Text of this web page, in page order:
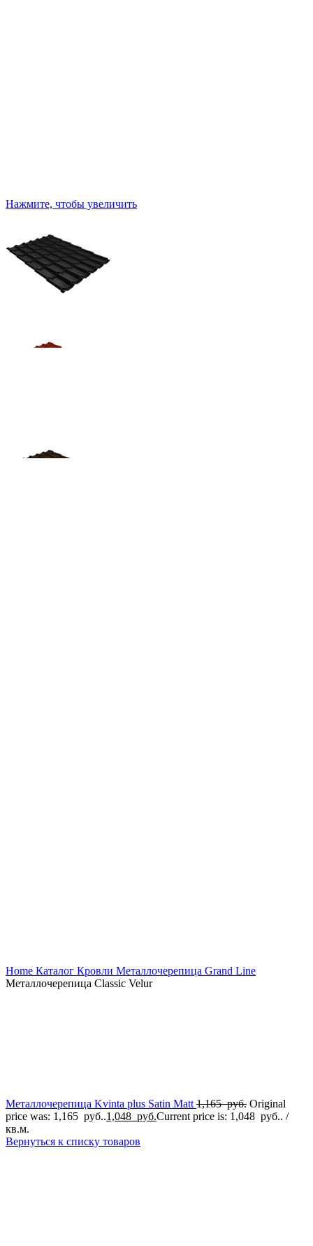
Нажмите, чтобы увеличить
Home Каталог Кровли Металлочерепица Grand Line
Металлочерепица Classic Velur
Металлочерепица Kvinta plus Satin Matt 1,165руб. Original
price was: 1,165 руб..1,048 руб.Current price is: 1,048 руб.. /
кв.м.
Вернуться к списку товаров